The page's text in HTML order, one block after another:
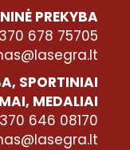
PREKYBA
678 75705
SPORTINIAI
MEDALIAI
646 08170